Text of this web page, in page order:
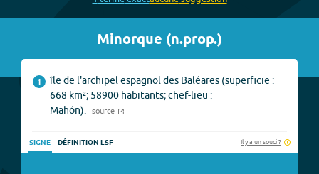
Minorque (n.prop.)
1
île de l'archipel espagnol des Baléares (superficie :
668 km²; 58900 habitants; chef-lieu :
Mahón).
source
SIGNE DÉFINITION LSF Il y a un souci ?